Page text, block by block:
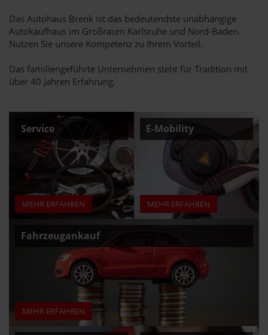
Das Autohaus Brenk ist das bedeutendste unabhängige
Autokaufhaus im Großraum Karlsruhe und Nord-Baden.
Nutzen Sie unsere Kompetenz zu Ihrem Vorteil.
Das familiengeführte Unternehmen steht für Tradition mit
über 40 Jahren Erfahrung.
Service
MEHR ERFAHREN
E-Mobility
MEHR ERFAHREN
Fahrzeugankauf
MEHR ERFAHREN